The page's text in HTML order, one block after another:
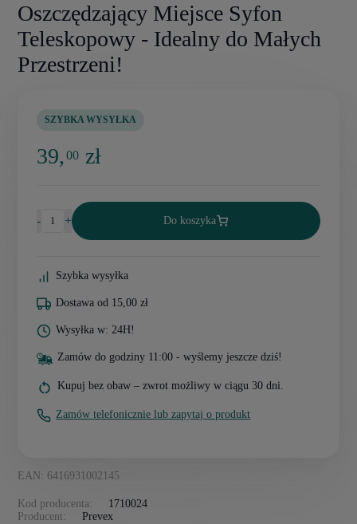
Oszczędzający Miejsce Syfon
Teleskopowy - Idealny do Małych
Przestrzeni!
EAN: 6416931002145
Kod producenta:
1710024
Producent:
Prevex
SZYBKA WYSYŁKA
39,00 zł
- + Do koszyka
Szybka wysyłka
Dostawa od 15,00 zł
Wysyłka w: 24H!
Zamów do godziny 11:00 - wyślemy jeszcze dziś!
Kupuj bez obaw – zwrot możliwy w ciągu 30 dni.
Zamów telefonicznie lub zapytaj o produkt